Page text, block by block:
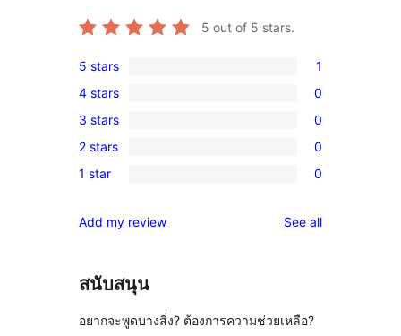
5 out of 5 stars.
1
5-
star
review
5 stars 1
0
4-
star
reviews
4 stars 0
0
3-
star
3 stars 0
0
2-
reviews
2 stars 0
0
star
1 star 0
Add my review See allreviews
สนับสนุน
อยากจะพูดบางสิ่ง? ต้องการความช่วยเหลือ?